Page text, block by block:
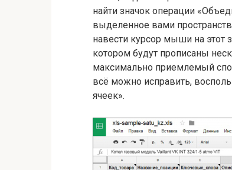
найти значок операции
выделенное вами
навести курсор мыши на этот
котором будут прописаны
максимально приемлемый
всё можно исправить,
ячеек».